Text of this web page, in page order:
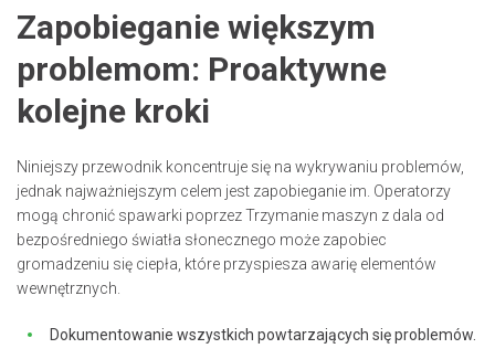
Zapobieganie większym
problemom: Proaktywne
kolejne kroki
Niniejszy przewodnik koncentruje się na wykrywaniu problemów,
jednak najważniejszym celem jest zapobieganie im. Operatorzy
mogą chronić spawarki poprzez Trzymanie maszyn z dala od
bezpośredniego światła słonecznego może zapobiec
gromadzeniu się ciepła, które przyspiesza awarię elementów
wewnętrznych.
Dokumentowanie wszystkich powtarzających się problemów.